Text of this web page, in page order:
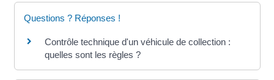
Questions ? Réponses !
Contrôle technique d'un véhicule de collection :
quelles sont les règles ?